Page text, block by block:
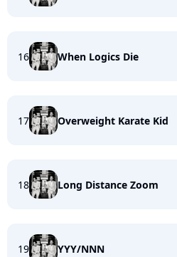
16 When Logics Die
17 Overweight Karate Kid
18 Long Distance Zoom
19 YYY/NNN